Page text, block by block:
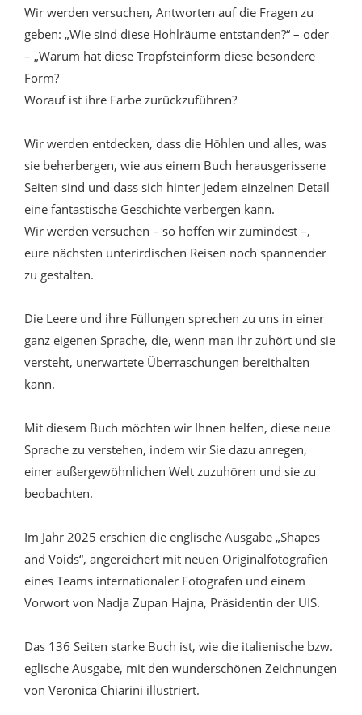
Wir werden versuchen, Antworten auf die Fragen zu
geben: „Wie sind diese Hohlräume entstanden?“ – oder
– „Warum hat diese Tropfsteinform diese besondere
Form?
Worauf ist ihre Farbe zurückzuführen?
Wir werden entdecken, dass die Höhlen und alles, was
sie beherbergen, wie aus einem Buch herausgerissene
Seiten sind und dass sich hinter jedem einzelnen Detail
eine fantastische Geschichte verbergen kann.
Wir werden versuchen – so hoffen wir zumindest –,
eure nächsten unterirdischen Reisen noch spannender
zu gestalten.
Die Leere und ihre Füllungen sprechen zu uns in einer
ganz eigenen Sprache, die, wenn man ihr zuhört und sie
versteht, unerwartete Überraschungen bereithalten
kann.
Mit diesem Buch möchten wir Ihnen helfen, diese neue
Sprache zu verstehen, indem wir Sie dazu anregen,
einer außergewöhnlichen Welt zuzuhören und sie zu
beobachten.
Im Jahr 2025 erschien die englische Ausgabe „Shapes
and Voids“, angereichert mit neuen Originalfotografien
eines Teams internationaler Fotografen und einem
Vorwort von Nadja Zupan Hajna, Präsidentin der UIS.
Das 136 Seiten starke Buch ist, wie die italienische bzw.
eglische Ausgabe, mit den wunderschönen Zeichnungen
von Veronica Chiarini illustriert.